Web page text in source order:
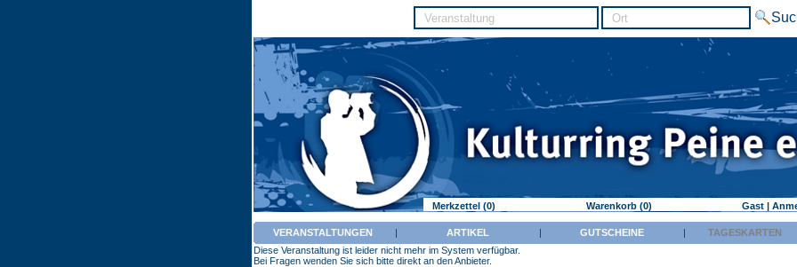
Merkzettel (0) Warenkorb (0) Gast |
VERANSTALTUNGEN | ARTIKEL | GUTSCHEINE | TAGESKARTEN
Diese Veranstaltung ist leider nicht mehr im System verfügbar.
Bei Fragen wenden Sie sich bitte direkt an den Anbieter.